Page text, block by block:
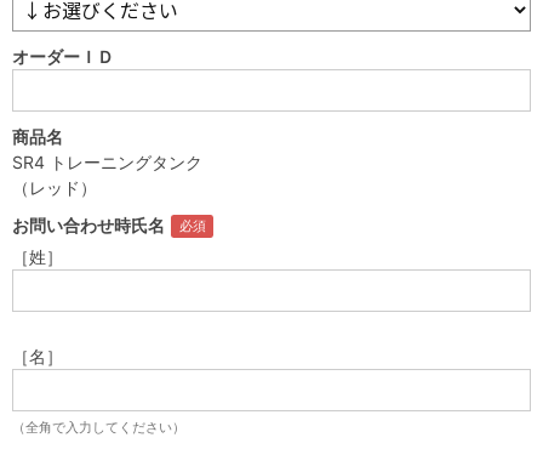
オーダーＩＤ
商品名
SR4 トレーニングタンク
（レッド）
お問い合わせ時氏名
［姓］
［名］
（全角で入力してください）